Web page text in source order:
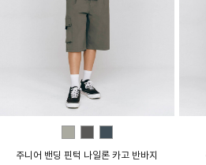
주니어 밴딩 핀턱 나일론 카고 반바지